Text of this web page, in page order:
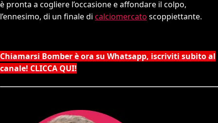
è pronta a cogliere l’occasione e affondare il colpo,
l’ennesimo, di un finale di calciomercato scoppiettante.
Chiamarsi Bomber è ora su Whatsapp, iscriviti subito al
canale! CLICCA QUI!